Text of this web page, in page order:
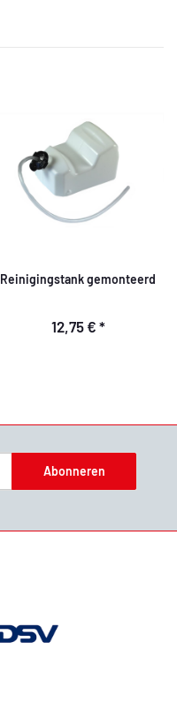
Reinigingstank gemonteerd
12,75 € *
Abonneren